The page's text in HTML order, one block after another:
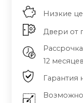
Низкие
Двери от
12 месяцев
Гарантия